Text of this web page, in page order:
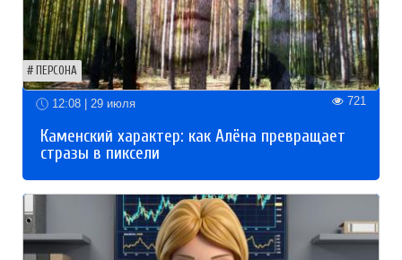
ПЕРСОНА
12:08 | 29 июля 721
Каменский характер: как Алёна превращает
стразы в пиксели